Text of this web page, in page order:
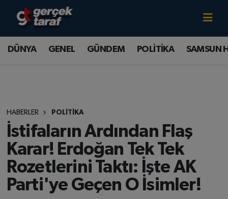
DÜNYA GENEL GÜNDEM POLİTİKA SAMSUN
HABERLER POLİTİKA
İstifaların Ardından Flaş
Karar! Erdoğan Tek Tek
Rozetlerini Taktı: İşte AK
Parti'ye Geçen O İsimler!
Canlı TV İzle
DÜNYA
POLİTİKA
SAMSUN HABER
SAMSUNSPOR
SAĞLIK
Samsun Nöbetçi Eczaneler
Samsun Trafik Yoğunluk Haritası
Süper Lig Puan Durumu ve Fikstür
Tüm Manşetler
Son Dakika Haberleri